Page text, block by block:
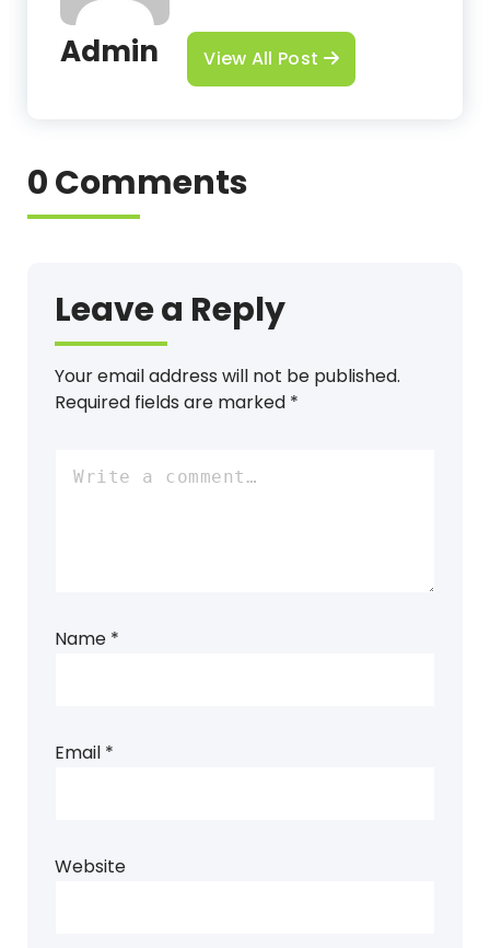
Admin View All Post
0 Comments
Leave a Reply
Your email address will not be published.
Required fields are marked *
Name *
Email *
Website